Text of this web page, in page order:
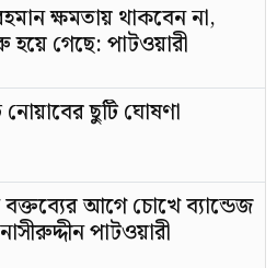
ক্ষমতায় থাকবেন না,
গেছে: পাটওয়ারী
ছুটি ঘোষণা
বক্তব্যের আগে চোখে ব্যান্ডেজ
পাটওয়ারী